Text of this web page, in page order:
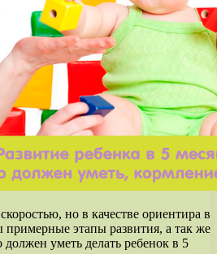
но в качестве ориентира в
примерные этапы развития, а так же
должен уметь делать ребенок в 5